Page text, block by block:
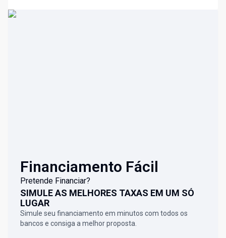
Financiamento Fácil
Pretende Financiar?
SIMULE AS MELHORES TAXAS EM UM SÓ
LUGAR
Simule seu financiamento em minutos com todos os
bancos e consiga a melhor proposta.